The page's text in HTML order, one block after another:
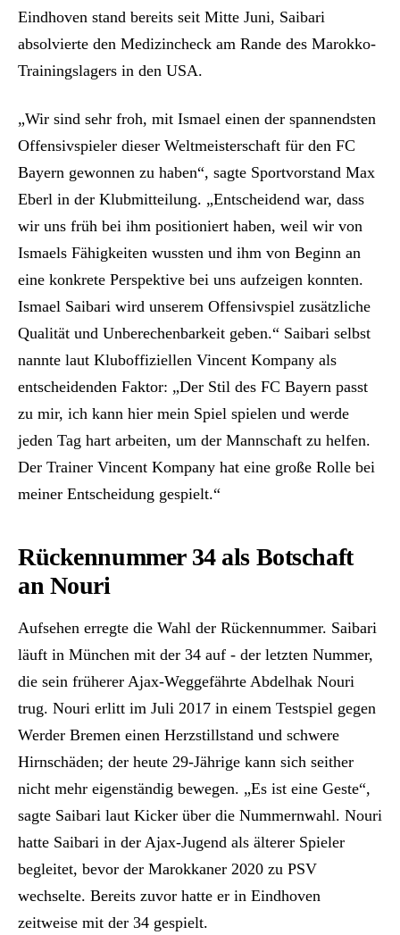
Eindhoven stand bereits seit Mitte Juni, Saibari
absolvierte den Medizincheck am Rande des Marokko-
Trainingslagers in den USA.
„Wir sind sehr froh, mit Ismael einen der spannendsten
Offensivspieler dieser Weltmeisterschaft für den FC
Bayern gewonnen zu haben“, sagte Sportvorstand Max
Eberl in der Klubmitteilung. „Entscheidend war, dass
wir uns früh bei ihm positioniert haben, weil wir von
Ismaels Fähigkeiten wussten und ihm von Beginn an
eine konkrete Perspektive bei uns aufzeigen konnten.
Ismael Saibari wird unserem Offensivspiel zusätzliche
Qualität und Unberechenbarkeit geben.“ Saibari selbst
nannte laut Kluboffiziellen Vincent Kompany als
entscheidenden Faktor: „Der Stil des FC Bayern passt
zu mir, ich kann hier mein Spiel spielen und werde
jeden Tag hart arbeiten, um der Mannschaft zu helfen.
Der Trainer Vincent Kompany hat eine große Rolle bei
meiner Entscheidung gespielt.“
Rückennummer 34 als Botschaft
an Nouri
Aufsehen erregte die Wahl der Rückennummer. Saibari
läuft in München mit der 34 auf - der letzten Nummer,
die sein früherer Ajax-Weggefährte Abdelhak Nouri
trug. Nouri erlitt im Juli 2017 in einem Testspiel gegen
Werder Bremen einen Herzstillstand und schwere
Hirnschäden; der heute 29-Jährige kann sich seither
nicht mehr eigenständig bewegen. „Es ist eine Geste“,
sagte Saibari laut Kicker über die Nummernwahl. Nouri
hatte Saibari in der Ajax-Jugend als älterer Spieler
begleitet, bevor der Marokkaner 2020 zu PSV
wechselte. Bereits zuvor hatte er in Eindhoven
zeitweise mit der 34 gespielt.